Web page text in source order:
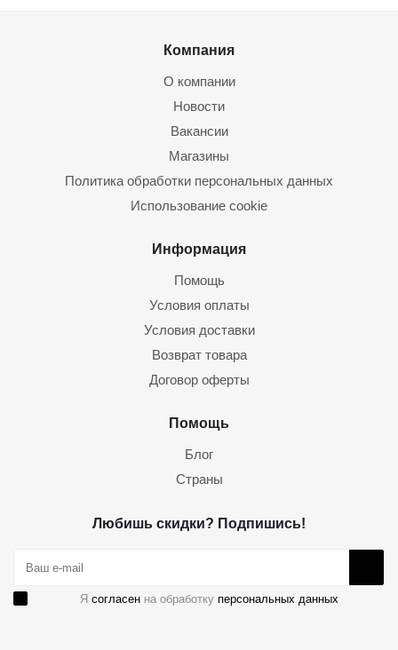
Компания
О компании
Новости
Вакансии
Магазины
Политика обработки персональных данных
Использование cookie
Информация
Помощь
Условия оплаты
Условия доставки
Возврат товара
Договор оферты
Помощь
Блог
Страны
Любишь скидки? Подпишись!
Я согласен на обработку персональных данных